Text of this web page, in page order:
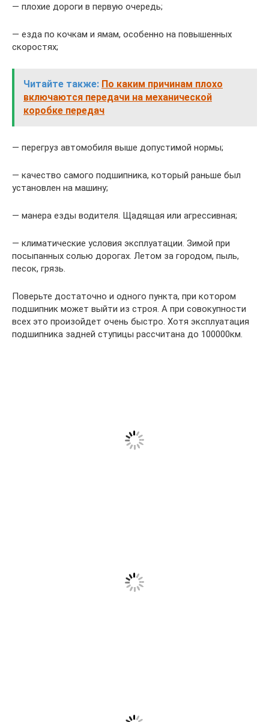
— плохие дороги в первую очередь;
— езда по кочкам и ямам, особенно на повышенных
скоростях;
Читайте также: По каким причинам плохо
включаются передачи на механической
коробке передач
— перегруз автомобиля выше допустимой нормы;
— качество самого подшипника, который раньше был
установлен на машину;
— манера езды водителя. Щадящая или агрессивная;
— климатические условия эксплуатации. Зимой при
посыпанных солью дорогах. Летом за городом, пыль,
песок, грязь.
Поверьте достаточно и одного пункта, при котором
подшипник может выйти из строя. А при совокупности
всех это произойдет очень быстро. Хотя эксплуатация
подшипника задней ступицы рассчитана до 100000км.